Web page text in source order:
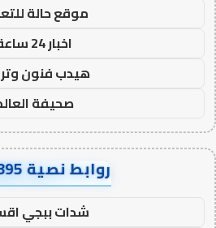
موقع حالة
اخبار 24 ساعة
هيدب فنون
صحيفة
روابط نصية AA49895
شدات ببجي